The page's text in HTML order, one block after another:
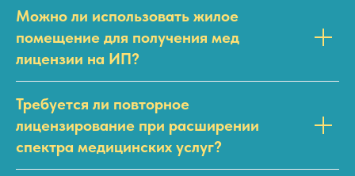
Можно ли использовать жилое
помещение для получения мед
лицензии на ИП?
Требуется ли повторное
лицензирование при расширении
спектра медицинских услуг?